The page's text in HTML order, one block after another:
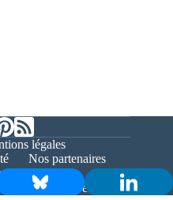
légales
Nos partenaires
Journal Web